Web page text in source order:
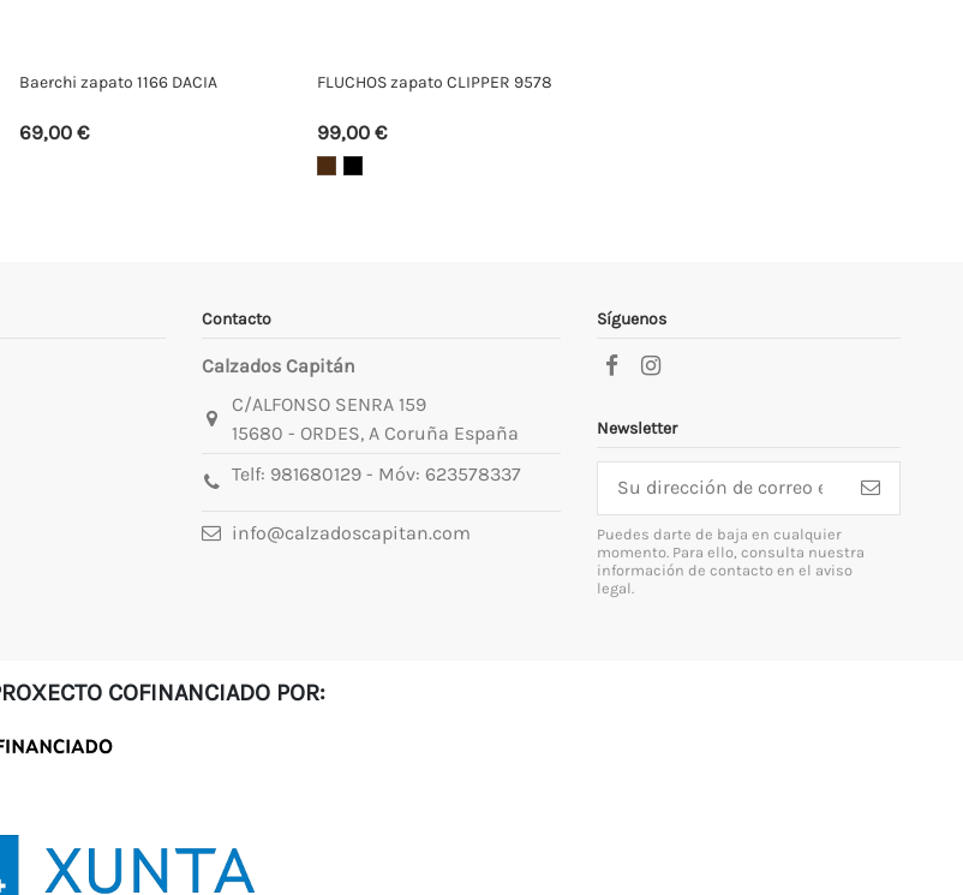
Baerchi zapato 1166 DACIA
69,00 €
FLUCHOS zapato CLIPPER 9578
99,00 €
Contacto
Calzados Capitán
C/ALFONSO SENRA 159
15680 - ORDES, A Coruña España
Telf: 981680129- Móv: 623578337
info@calzadoscapitan.com
Síguenos
Newsletter
Puedes darte de baja en cualquier
momento. Para ello, consulta nuestra
información de contacto en el aviso
legal.
COFINANCIADO POR: